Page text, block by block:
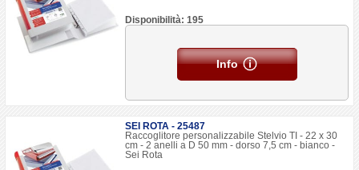
Disponibilità: 195
Info
SEI ROTA - 25487
Raccoglitore personalizzabile Stelvio TI - 22 x 30
cm - 2 anelli a D 50 mm - dorso 7,5 cm - bianco -
Sei Rota